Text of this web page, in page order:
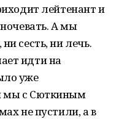
лейтенант и
А мы
сесть, ни лечь.
идти на
уже
мы с Сюткиным
не пустили, а в